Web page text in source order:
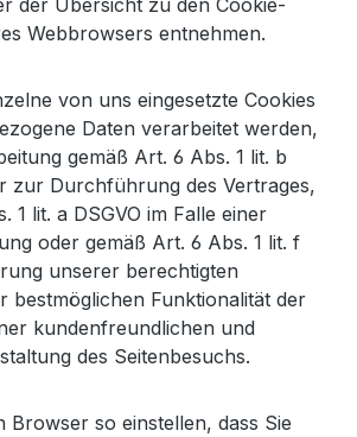
Webbrowsers entnehmen.
von uns eingesetzte Cookies
Daten verarbeitet werden,
gemäß Art. 6 Abs. 1 lit. b
zur Durchführung des Vertrages,
1 lit. a DSGVO im Falle einer
oder gemäß Art. 6 Abs. 1 lit. f
unserer berechtigten
bestmöglichen Funktionalität der
kundenfreundlichen und
des Seitenbesuchs.
Browser so einstellen, dass Sie